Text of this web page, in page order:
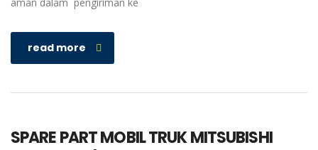
read more
SPARE PART MOBIL TRUK MITSUBISHI